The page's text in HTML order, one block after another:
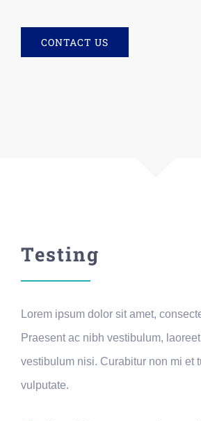
CONTACT US
Testing
Lorem ipsum dolor sit amet,
Praesent ac nibh vestibulum,
vestibulum nisi. Curabitur non mi et
vulputate.